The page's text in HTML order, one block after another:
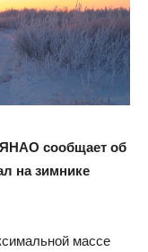
ЯНАО сообщает об
на зимнике
массе